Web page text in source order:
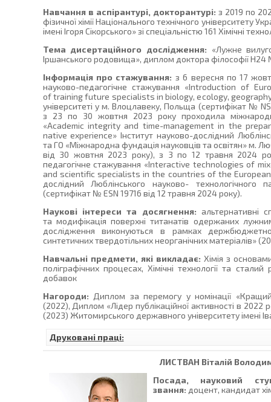
Навчання в аспірантурі, докторантурі: з 2019 по
фізичної хімії Національного технічного університету
імені Ігоря Сікорського» зі спеціальністю 161 Хімічні
Тема дисертаційного дослідження: «Лужне
Іршанського родовища», диплом доктора філософії Н24
Інформація про стажування: з 6 вересня по 17
науково-педагогічне стажування «Introduction of
of training future specialists in biology, ecology,
університеті у м. Влоцлавеку, Польща (сертифікат №
з 23 по 30 жовтня 2023 року проходила
«Academic integrity and time-management in the
native experience» Інститут науково-дослідний
та ГО «Міжнародна фундація науковців та освітян» м.
від 30 жовтня 2023 року), з 3 по 12 травня 2024
педагогічне стажування «Interactive technologies of
and scientific specialists in the countries of the European
дослідний Люблінського науково-
(сертифікат № ESN 19716 від 12 травня 2024 року).
Наукові інтереси та досягнення: альтернативні
та модифікація поверхні титанатів одержаних
дослідження виконуються в рамках
синтетичних твердотільних неорганічних матеріалів»
Навчальні предмети, які викладає: Хімія з
поліграфічних процесах, Хімічні технології та
добавок
Нагороди: Диплом за перемогу у номінації
(2022), Диплом «Лідер публікаційної активності в 2022
(2023) Житомирського державного університету імені
Друковані праці:
ЛИСТВАН Віталій
Посада, науковий
звання: доцент, кандидат